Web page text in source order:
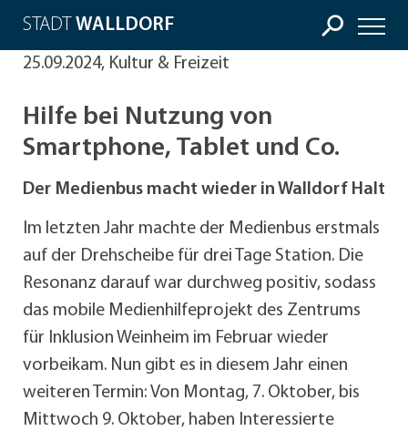
STADT WALLDORF
25.09.2024, Kultur & Freizeit
Hilfe bei Nutzung von
Smartphone, Tablet und Co.
Der Medienbus macht wieder in Walldorf Halt
Im letzten Jahr machte der Medienbus erstmals
auf der Drehscheibe für drei Tage Station. Die
Resonanz darauf war durchweg positiv, sodass
das mobile Medienhilfeprojekt des Zentrums
für Inklusion Weinheim im Februar wieder
vorbeikam. Nun gibt es in diesem Jahr einen
weiteren Termin: Von Montag, 7. Oktober, bis
Mittwoch 9. Oktober, haben Interessierte